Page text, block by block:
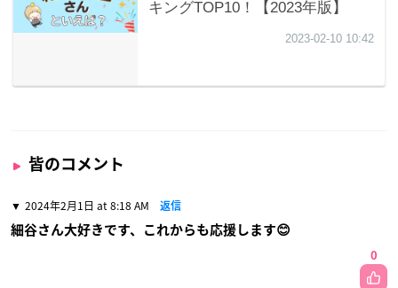
皆のコメント
2024年2月1日 at 8:18 AM 返信
細谷さん大好きです、これからも応援します😊
0